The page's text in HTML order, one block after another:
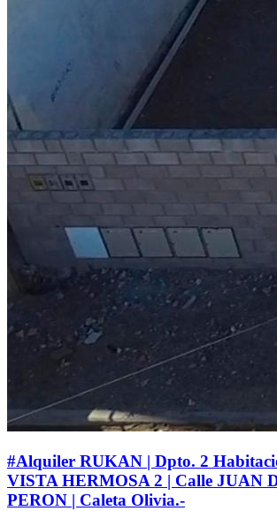
#Alquiler RUKAN | Dpto. 2
VISTA HERMOSA 2 | Calle JUAN
PERON | Caleta Olivia.-